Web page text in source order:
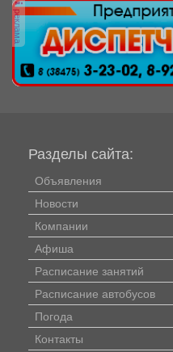
реклама
Разделы сайта:
Объявления
Новости
Компании
Афиша
Расписание занятий
Расписание автобусов
Погода
Контакты